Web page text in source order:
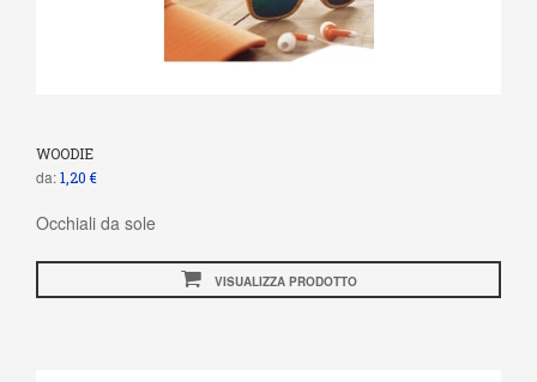
WOODIE
da:1,20 €
Occhiali da sole
VISUALIZZA PRODOTTO